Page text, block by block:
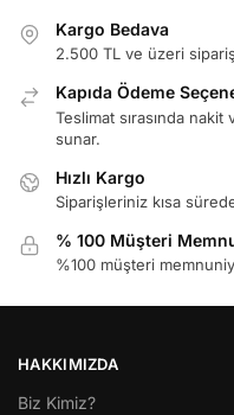
Kargo Bedava
2.500 TL ve üzeri
Kapıda Ödeme
Teslimat sırasında
sunar.
Hızlı Kargo
Siparişleriniz kısa
% 100 Müşteri
%100 müşteri
HAKKIMIZDA
Biz Kimiz?